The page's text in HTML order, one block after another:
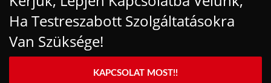
Ha Testreszabott Szolgáltatásokra
Van Szüksége!
KAPCSOLAT MOST!!